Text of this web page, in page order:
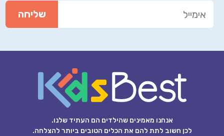
אנחנו מאמינים שהילדים הם העתיד שלנו.
לכן חשוב לתת להם את הכלים הטובים ביותר להצלחה.